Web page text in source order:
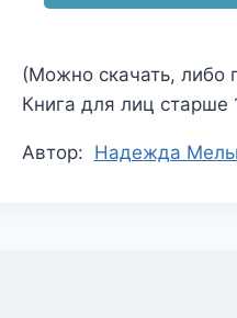
(Можно скачать, либо
Книга для лиц старше
Метки
Автор: Надежда